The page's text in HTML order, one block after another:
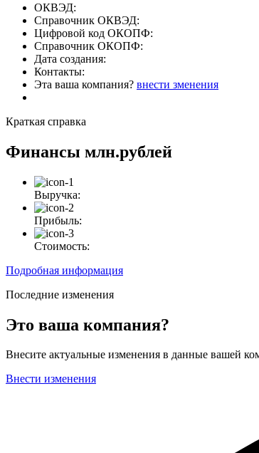
ОКВЭД:
Справочник ОКВЭД:
Цифровой код ОКОПФ:
Справочник ОКОПФ:
Дата создания:
Контакты:
Эта ваша компания? внести зменения
Краткая справка
Финансы млн.рублей
Выручка:
Прибыль:
Стоимость:
Подробная информация
Последние изменения
Это ваша компания?
Внесите актуальные изменения в данные вашей
Внести изменения